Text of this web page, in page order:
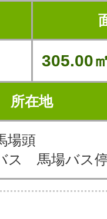
305.00
所在地
場頭
ス 馬場バス